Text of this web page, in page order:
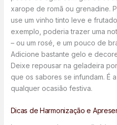
xarope de romã ou grenadine.
use um vinho tinto leve e
exemplo, poderia trazer uma
– ou um rosé, e um pouco de
Adicione bastante gelo e
Deixe repousar na geladeira
que os sabores se infundam. É
qualquer ocasião festiva.
Dicas de Harmonização e